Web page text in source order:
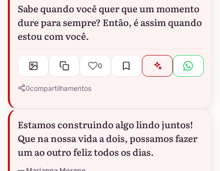
Sabe quando você quer que um momento
dure para sempre? Então, é assim quando
estou com você.
0
0compartilhamentos
Estamos construindo algo lindo juntos!
Que na nossa vida a dois, possamos fazer
um ao outro feliz todos os dias.